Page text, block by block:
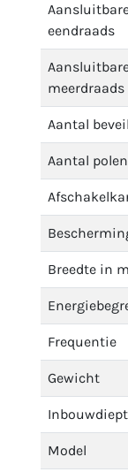
eendraads
meerdraads
Aantal
Aantal
Breedte in
Frequentie
Gewicht
Model